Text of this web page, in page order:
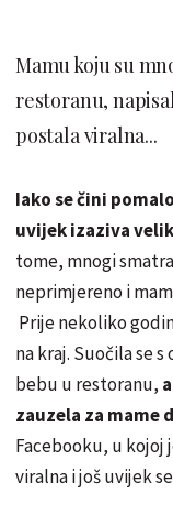
Mamu koju su
restoranu,
postala viralna...
Iako se čini
uvijek izaziva
tome, mnogi
neprimjereno i
Prije nekoliko
na kraj. Suočila se
bebu u restoranu,
zauzela za mame
Facebooku, u kojoj
viralna i još uvijek